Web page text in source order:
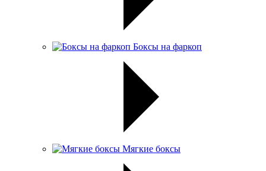
Боксы на фаркоп
Мягкие боксы